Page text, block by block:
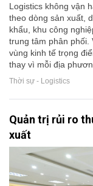
Logistics không vận
theo dòng sản xuất,
khẩu, khu công
trung tâm phân phối.
vùng kinh tế trọng
thay vì mỗi địa
Thời sự - Logistics
Quản trị rủi ro
xuất